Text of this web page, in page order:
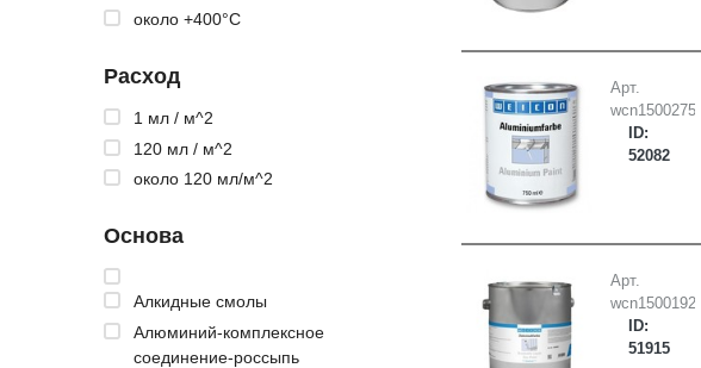
около +400°C
Расход
1 мл / м^2
120 мл / м^2
около 120 мл/м^2
Основа
Алкидные смолы
Алюминий-комплексное
соединение-россыпь
Арт.
wcn15002750
ID:
52082
Арт.
wcn15001925
ID:
51915